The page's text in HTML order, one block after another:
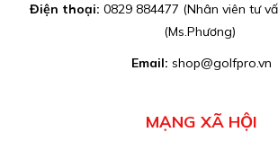
Điện thoại: 0829 884477 (Nhân viên tư
(Ms.Phương)
Email: shop@golfpro.vn
MẠNG XÃ HỘI